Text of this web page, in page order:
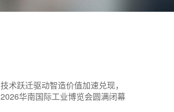
技术跃迁驱动智造价值加速兑现，
2026华南国际工业博览会圆满闭幕